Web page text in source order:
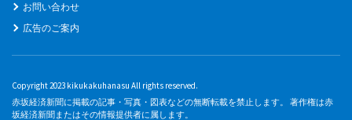
お問い合わせ
広告のご案内
Copyright 2023 kikukakuhanasu All rights reserved.
赤坂経済新聞に掲載の記事・写真・図表などの無断転載を禁止します。 著作権は赤
坂経済新聞またはその情報提供者に属します。